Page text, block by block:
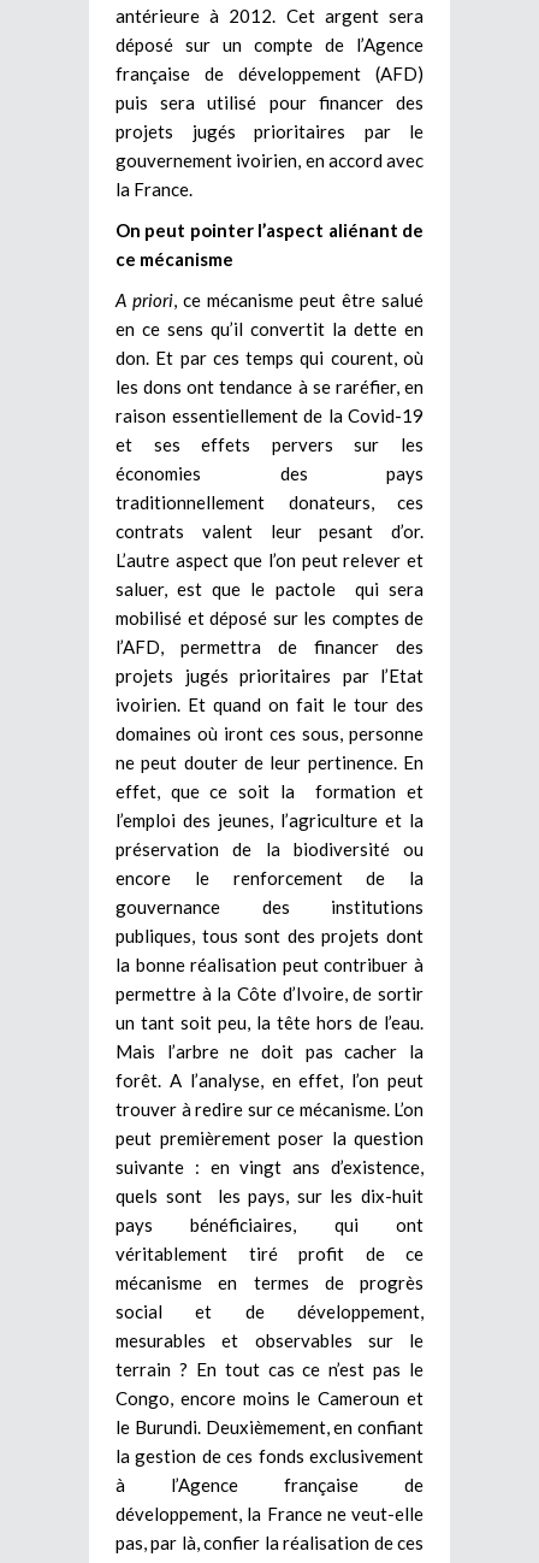
antérieure à 2012. Cet argent sera
déposé sur un compte de l’Agence
française de développement (AFD)
puis sera utilisé pour financer des
projets jugés prioritaires par le
gouvernement ivoirien, en accord avec
la France.
On peut pointer l’aspect aliénant de
ce mécanisme
A priori, ce mécanisme peut être salué
en ce sens qu’il convertit la dette en
don. Et par ces temps qui courent, où
les dons ont tendance à se raréfier, en
raison essentiellement de la Covid-19
et ses effets pervers sur les
économies des pays
traditionnellement donateurs, ces
contrats valent leur pesant d’or.
L’autre aspect que l’on peut relever et
saluer, est que le pactole qui sera
mobilisé et déposé sur les comptes de
l’AFD, permettra de financer des
projets jugés prioritaires par l’Etat
ivoirien. Et quand on fait le tour des
domaines où iront ces sous, personne
ne peut douter de leur pertinence. En
effet, que ce soit la formation et
l’emploi des jeunes, l’agriculture et la
préservation de la biodiversité ou
encore le renforcement de la
gouvernance des institutions
publiques, tous sont des projets dont
la bonne réalisation peut contribuer à
permettre à la Côte d’Ivoire, de sortir
un tant soit peu, la tête hors de l’eau.
Mais l’arbre ne doit pas cacher la
forêt. A l’analyse, en effet, l’on peut
trouver à redire sur ce mécanisme. L’on
peut premièrement poser la question
suivante : en vingt ans d’existence,
quels sont les pays, sur les dix-huit
pays bénéficiaires, qui ont
véritablement tiré profit de ce
mécanisme en termes de progrès
social et de développement,
mesurables et observables sur le
terrain ? En tout cas ce n’est pas le
Congo, encore moins le Cameroun et
le Burundi. Deuxièmement, en confiant
la gestion de ces fonds exclusivement
à l’Agence française de
développement, la France ne veut-elle
pas, par là, confier la réalisation de ces